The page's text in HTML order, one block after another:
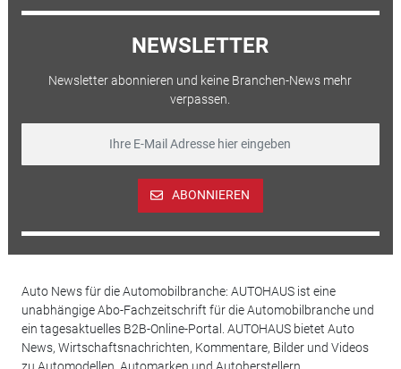
NEWSLETTER
Newsletter abonnieren und keine Branchen-News mehr
verpassen.
ABONNIEREN
Auto News für die Automobilbranche: AUTOHAUS ist eine
unabhängige Abo-Fachzeitschrift für die Automobilbranche und
ein tagesaktuelles B2B-Online-Portal. AUTOHAUS bietet Auto
News, Wirtschaftsnachrichten, Kommentare, Bilder und Videos